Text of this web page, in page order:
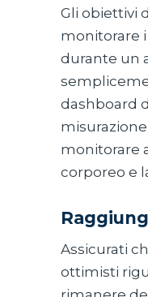
Gli obiettivi
monitorare
durante un
dashboard
monitorare
corporeo e
Assicurati
ottimisti